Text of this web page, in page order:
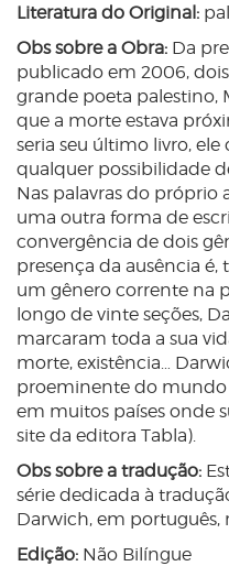
Literatura do Original:
Obs sobre a Obra: Da
publicado em 2006,
grande poeta palestino,
que a morte estava
seria seu último livro,
qualquer possibilidade
Nas palavras do próprio
uma outra forma de
convergência de dois
presença da ausência
um gênero corrente na
longo de vinte seções,
marcaram toda a sua
morte, existência…
proeminente do
em muitos países onde
site da editora Tabla).
Obs sobre a tradução:
série dedicada à
Darwich, em português,
Edição: Não Bilíngue